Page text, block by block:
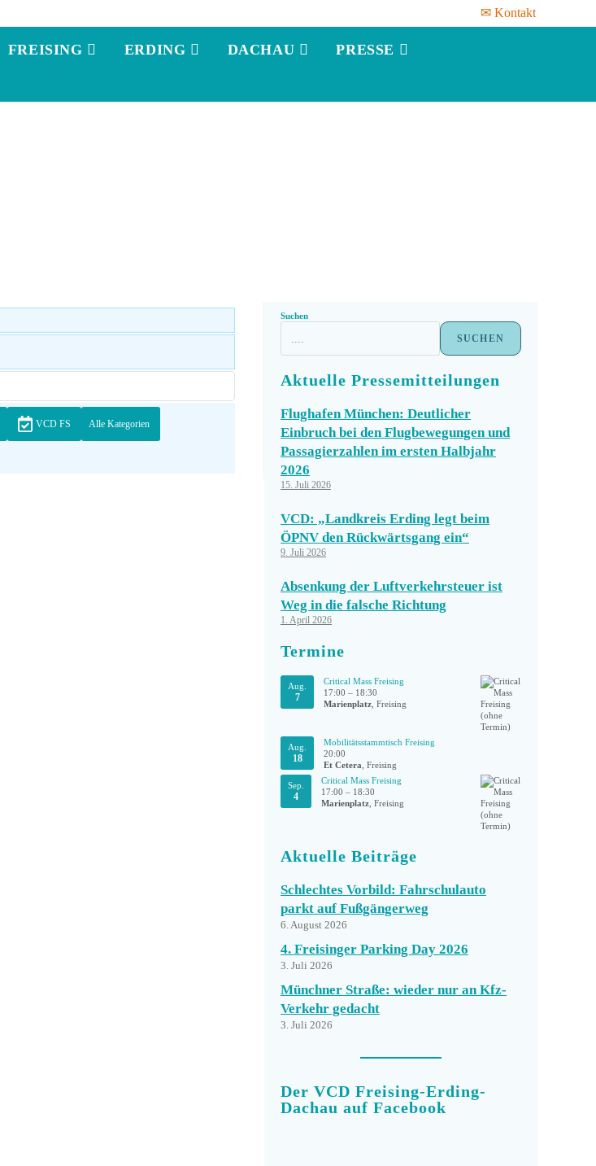
✉ Kontakt
FREISING ERDING DACHAU
PRESSE
VCD FS Alle Kategorien
Suchen
SUCHEN
Aktuelle Pressemitteilungen
Flughafen München: Deutlicher
Einbruch bei den Flugbewegungen und
Passagierzahlen im ersten Halbjahr
2026
15. Juli 2026
VCD: „Landkreis Erding legt beim
ÖPNV den Rückwärtsgang ein“
9. Juli 2026
Absenkung der Luftverkehrsteuer ist
Weg in die falsche Richtung
1. April 2026
Termine
Aug.
7
Critical Mass Freising
17:00 – 18:30
Marienplatz , Freising
Aug.
18
Mobilitätsstammtisch Freising
20:00
Et Cetera , Freising
Sep.
4
Critical Mass Freising
17:00 – 18:30
Marienplatz , Freising
Aktuelle Beiträge
Schlechtes Vorbild: Fahrschulauto
parkt auf Fußgängerweg
6. August 2026
4. Freisinger Parking Day 2026
3. Juli 2026
Münchner Straße: wieder nur an Kfz-
Verkehr gedacht
3. Juli 2026
Der VCD Freising-Erding-
Dachau auf Facebook